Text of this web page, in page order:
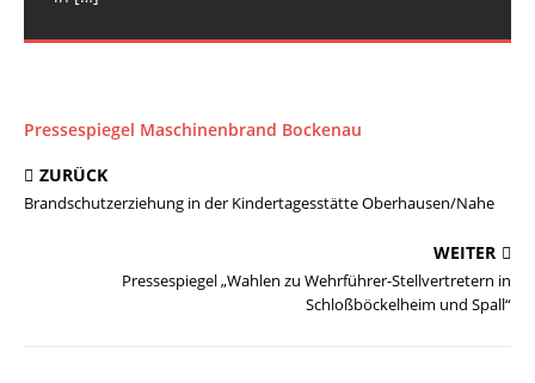
Pressespiegel Maschinenbrand Bockenau
ZURÜCK
Brandschutzerziehung in der Kindertagesstätte Oberhausen/Nahe
WEITER
Pressespiegel „Wahlen zu Wehrführer-Stellvertretern in
Schloßböckelheim und Spall“